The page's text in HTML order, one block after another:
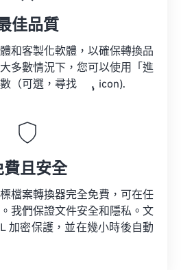
佳品質
和客製化軟體，以確保轉換品
多數情況下，您可以使用「進
（可選，尋找
icon).
費且安全
檔案轉換器完全免費，可在任
我們保證文件安全和隱私。文
加密保護，並在幾小時後自動